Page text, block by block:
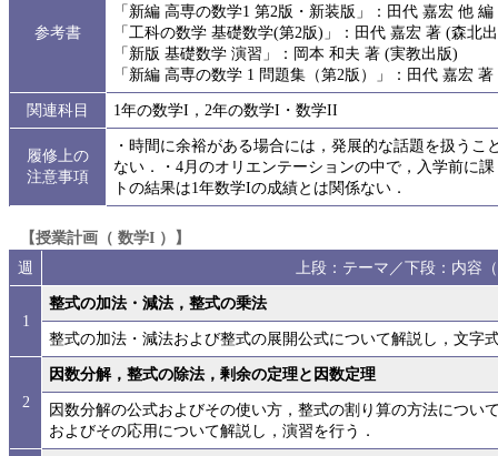
参考書
「新編 高専の数学1 第2版・新装版」：田代 嘉宏 他
「工科の数学 基礎数学(第2版)」：田代 嘉宏 著 (森北
「新版 基礎数学 演習」：岡本 和夫 著 (実教出版)
「新編 高専の数学 1 問題集（第2版）」：田代 嘉宏
関連科目
1年の数学I，2年の数学I・数学II
履修上の
注意事項
・時間に余裕がある場合には，発展的な話題を扱う
ない．・4月のオリエンテーションの中で，入学前に
トの結果は1年数学Iの成績とは関係ない．
【授業計画（ 数学I ）】
週
上段：テーマ／下段：内容
1
整式の加法・減法，整式の乗法
整式の加法・減法および整式の展開公式について解説し，文字
2
因数分解，整式の除法，剰余の定理と因数定理
因数分解の公式およびその使い方，整式の割り算の方法につい
およびその応用について解説し，演習を行う．